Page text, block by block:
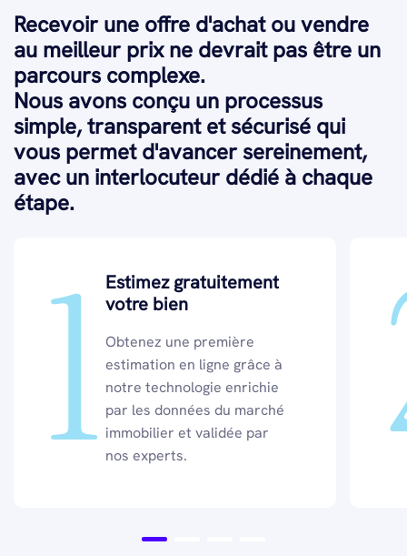
Recevoir une offre d'achat ou vendre
au meilleur prix ne devrait pas être un
parcours complexe.
Nous avons conçu un processus
simple, transparent et sécurisé qui
vous permet d'avancer sereinement,
avec un interlocuteur dédié à chaque
étape.
1 Estimez gratuitement
votre bien
Obtenez une première
estimation en ligne grâce à
notre technologie enrichie
par les données du marché
immobilier et validée par
nos experts.